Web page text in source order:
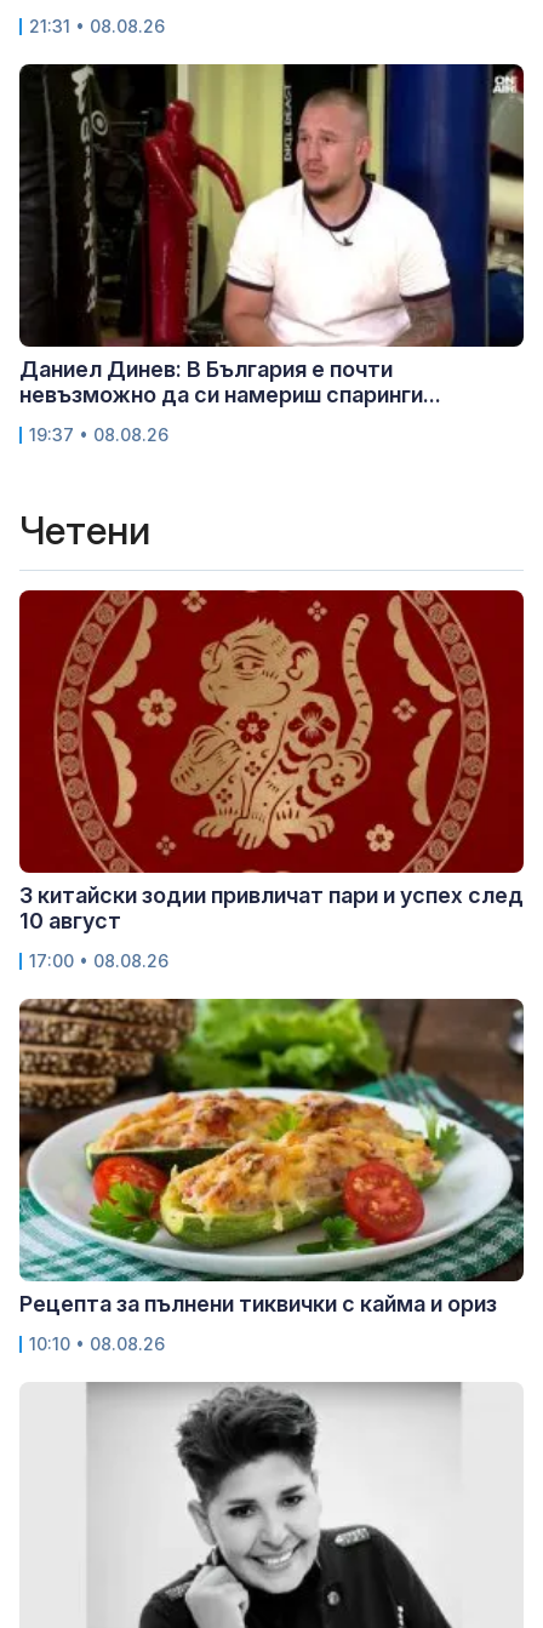
21:31 • 08.08.26
Даниел Динев: В България е почти
невъзможно да си намериш спаринги...
19:37 • 08.08.26
Четени
3 китайски зодии привличат пари и успех след
10 август
17:00 • 08.08.26
Рецепта за пълнени тиквички с кайма и ориз
10:10 • 08.08.26